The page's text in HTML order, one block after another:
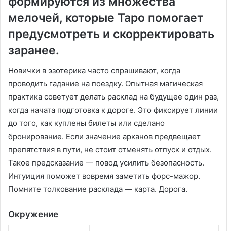
мелочей, которые Таро помогает
предусмотреть и скорректировать
заранее.
Новички в эзотерика часто спрашивают, когда
проводить гадание на поездку. Опытная магическая
практика советует делать расклад на будущее один раз,
когда начата подготовка к дороге. Это фиксирует линии
до того, как куплены билеты или сделано
бронирование. Если значение арканов предвещает
препятствия в пути, не стоит отменять отпуск и отдых.
Такое предсказание — повод усилить безопасность.
Интуиция поможет вовремя заметить форс-мажор.
Помните толкование расклада — карта. Дорога.
Окружение